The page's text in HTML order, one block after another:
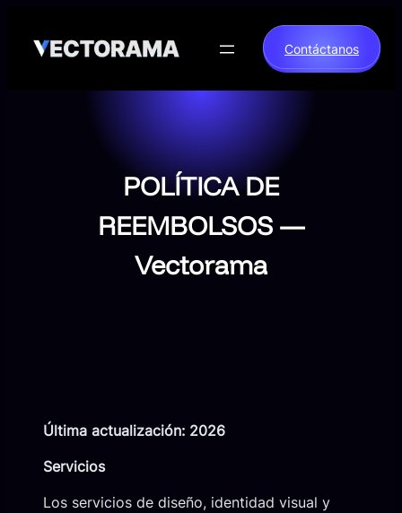
contenido
Contáctanos
POLÍTICA DE
REEMBOLSOS —
Vectorama
Última actualización: 2026
Servicios
Los servicios de diseño, identidad visual y